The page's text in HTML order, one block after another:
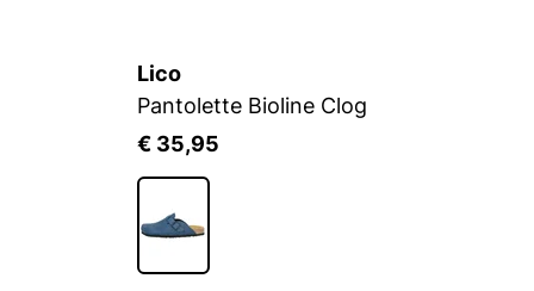
Lico
Pantolette Bioline Clog
€ 35,95